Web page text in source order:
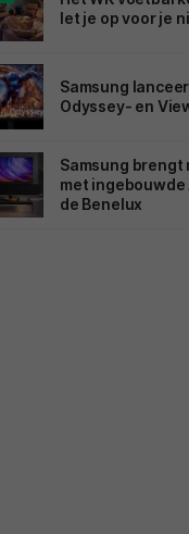
let je op voor je
Samsung
Odyssey- en
Samsung
met
de Benelux